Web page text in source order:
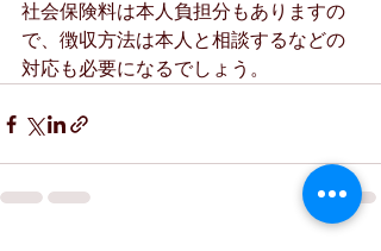
社会保険料は本人負担分もありますの
で、徴収方法は本人と相談するなどの
対応も必要になるでしょう。